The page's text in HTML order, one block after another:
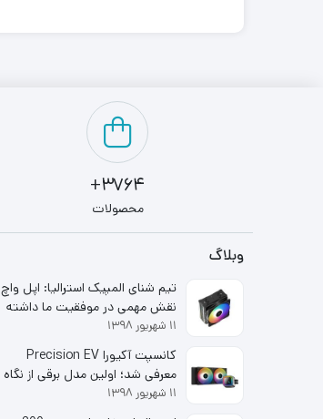
3764+
محصولات
وبلاگ
تیم شنای المپیک استرالیا: اپل واچ
نقش مهمی در موفقیت ما داشته
است
۱۱ شهریور ۱۳۹۸
کانسپت آکیورا Precision EV
معرفی شد؛ اولین مدل برقی از نگاه
شاخه لوکس هوندا
۱۱ شهریور ۱۳۹۸